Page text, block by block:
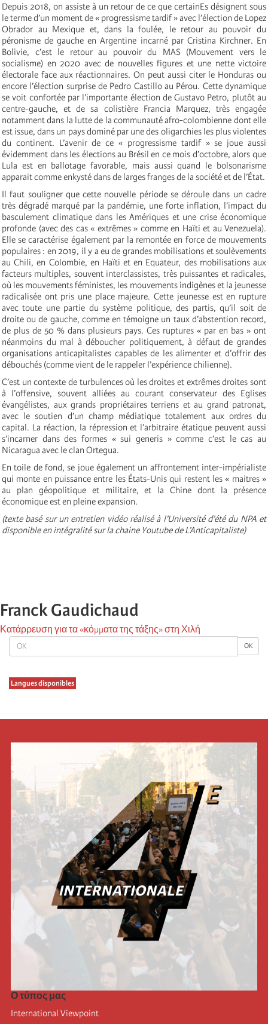
OK OK
Langues disponibles
Depuis 2018, on assiste à un retour de ce que certainEs désignent sous
le terme d’un moment de « progressisme tardif » avec l’élection de Lopez
Obrador au Mexique et, dans la foulée, le retour au pouvoir du
péronisme de gauche en Argentine incarné par Cristina Kirchner. En
Bolivie, c’est le retour au pouvoir du MAS (Mouvement vers le
socialisme) en 2020 avec de nouvelles figures et une nette victoire
électorale face aux réactionnaires. On peut aussi citer le Honduras ou
encore l’élection surprise de Pedro Castillo au Pérou. Cette dynamique
se voit confortée par l’importante élection de Gustavo Petro, plutôt au
centre-gauche, et de sa colistière Francia Marquez, très engagée
notamment dans la lutte de la communauté afro-colombienne dont elle
est issue, dans un pays dominé par une des oligarchies les plus violentes
du continent. L’avenir de ce « progressisme tardif » se joue aussi
évidemment dans les élections au Brésil en ce mois d’octobre, alors que
Lula est en ballotage favorable, mais aussi quand le bolsonarisme
apparait comme enkysté dans de larges franges de la société et de l’État.
Il faut souligner que cette nouvelle période se déroule dans un cadre
très dégradé marqué par la pandémie, une forte inflation, l’impact du
basculement climatique dans les Amériques et une crise économique
profonde (avec des cas « extrêmes » comme en Haïti et au Venezuela).
Elle se caractérise également par la remontée en force de mouvements
populaires : en 2019, il y a eu de grandes mobilisations et soulèvements
au Chili, en Colombie, en Haïti et en Equateur, des mobilisations aux
facteurs multiples, souvent interclassistes, très puissantes et radicales,
où les mouvements féministes, les mouvements indigènes et la jeunesse
radicalisée ont pris une place majeure. Cette jeunesse est en rupture
avec toute une partie du système politique, des partis, qu’il soit de
droite ou de gauche, comme en témoigne un taux d’abstention record,
de plus de 50 % dans plusieurs pays. Ces ruptures « par en bas » ont
néanmoins du mal à déboucher politiquement, à défaut de grandes
organisations anticapitalistes capables de les alimenter et d’offrir des
débouchés (comme vient de le rappeler l’expérience chilienne).
C’est un contexte de turbulences où les droites et extrêmes droites sont
à l’offensive, souvent alliées au courant conservateur des Eglises
évangélistes, aux grands propriétaires terriens et au grand patronat,
avec le soutien d’un champ médiatique totalement aux ordres du
capital. La réaction, la répression et l’arbitraire étatique peuvent aussi
s’incarner dans des formes « sui generis » comme c’est le cas au
Nicaragua avec le clan Ortegua.
En toile de fond, se joue également un affrontement inter-impérialiste
qui monte en puissance entre les États-Unis qui restent les « maitres »
au plan géopolitique et militaire, et la Chine dont la présence
économique est en pleine expansion.
(texte basé sur un entretien vidéo réalisé à l’Université d’été du NPA et
disponible en intégralité sur la chaine Youtube de L’Anticapitaliste)
Franck Gaudichaud
Κατάρρευση για τα «κόμματα της τάξης» στη Χιλή
Ο τύπος μας
International Viewpoint